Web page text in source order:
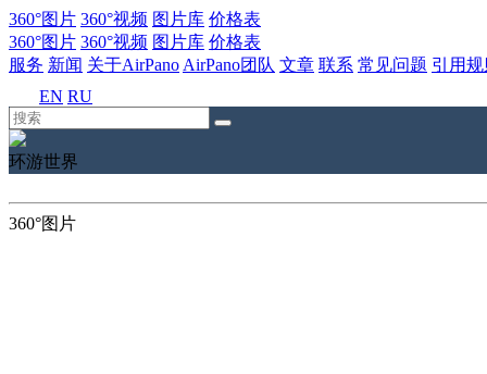
360°图片 360°视频 图片库 价格表
360°图片 360°视频 图片库 价格表
服务 新闻 关于AirPano AirPano团队 文章 联系 常见问题 引用
EN RU
环游世界
360°图片